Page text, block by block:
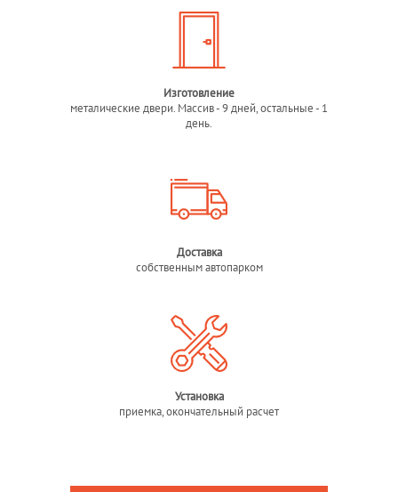
Изготовление
металические двери. Массив - 9 дней, остальные - 1
день.
Доставка
собственным автопарком
Установка
приемка, окончательный расчет